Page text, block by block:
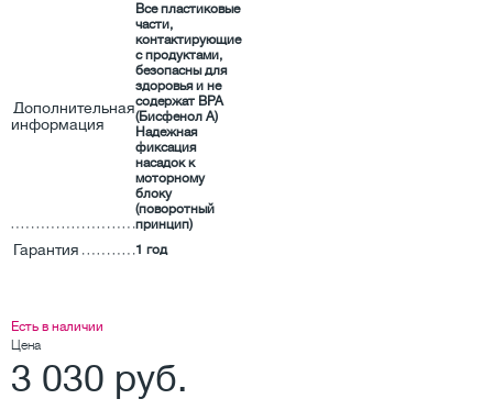
Дополнительная
информация
Все пластиковые
части,
контактирующие
с продуктами,
безопасны для
здоровья и не
содержат BPA
(Бисфенол А)
Надежная
фиксация
насадок к
моторному
блоку
(поворотный
принцип)
Гарантия 1 год
Есть в наличии
Цена
3 030 руб.